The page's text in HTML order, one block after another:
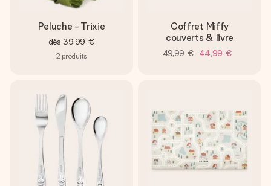
Peluche - Trixie
dès 39,99 €
2 produits
Coffret Miffy
couverts & livre
49,99 € 44,99 €